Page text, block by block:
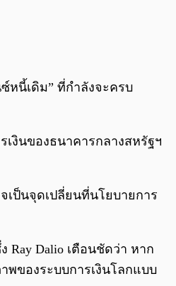
หนี้เดิม” ที่กำลังจะครบ
งินของธนาคารกลางสหรัฐฯ
เป็นจุดเปลี่ยนที่นโยบายการ
Ray Dalio เตือนชัดว่า หาก
พของระบบการเงินโลกแบบ